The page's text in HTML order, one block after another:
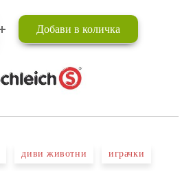
диви животни играчки